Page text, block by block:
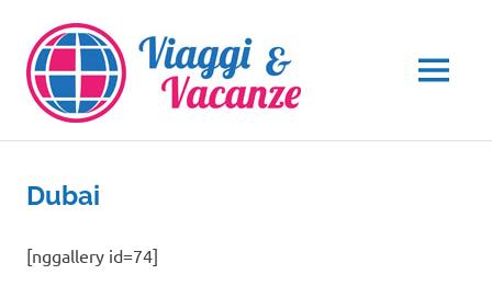
contenuto
MENU
Dubai
[nggallery id=74]